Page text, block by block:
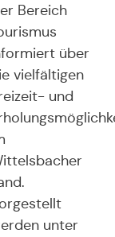
Bereich
über
vielfältigen
und
unter